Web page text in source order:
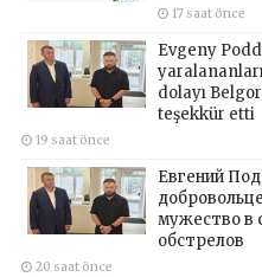
17 saat önce
Evgeny
dolayı
teşekkür etti
19 saat önce
Евгений
мужество в
обстрелов
20 saat önce